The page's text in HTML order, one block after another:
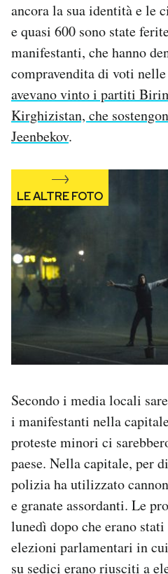
ancora la sua identità e le
e quasi 600 sono state
manifestanti, che hanno
compravendita di voti
avevano vinto i partiti
Kirghizistan, che
Jeenbekov.
Secondo i media locali
i manifestanti nella
proteste minori ci
paese. Nella capitale, per
polizia ha utilizzato
e granate assordanti. Le
lunedì dopo che erano
elezioni parlamentari in
su sedici erano riusciti a